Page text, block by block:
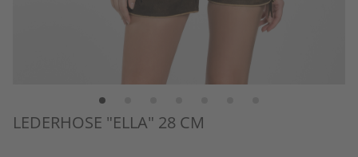
LEDERHOSE "ELLA" 28 CM